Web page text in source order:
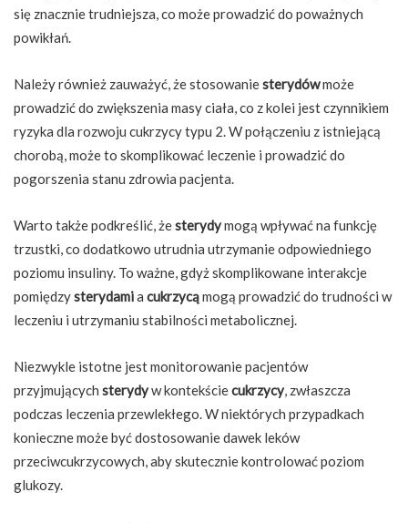
się znacznie trudniejsza, co może prowadzić do poważnych
powikłań.
Należy również zauważyć, że stosowaniesterydówmoże
prowadzić do zwiększenia masy ciała, co z kolei jest czynnikiem
ryzyka dla rozwoju cukrzycy typu 2. W połączeniu z istniejącą
chorobą, może to skomplikować leczenie i prowadzić do
pogorszenia stanu zdrowia pacjenta.
Warto także podkreślić, żesterydymogą wpływać na funkcję
trzustki, co dodatkowo utrudnia utrzymanie odpowiedniego
poziomu insuliny. To ważne, gdyż skomplikowane interakcje
pomiędzysterydamia cukrzycąmogą prowadzić do trudności w
leczeniu i utrzymaniu stabilności metabolicznej.
Niezwykle istotne jest monitorowanie pacjentów
przyjmujących sterydyw kontekściecukrzycy, zwłaszcza
podczas leczenia przewlekłego. W niektórych przypadkach
konieczne może być dostosowanie dawek leków
przeciwcukrzycowych, aby skutecznie kontrolować poziom
glukozy.